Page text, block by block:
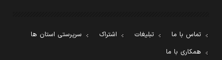
تماس با ما تبلیغات اشتراک
سرپرستی استان ها
همکاری با ما